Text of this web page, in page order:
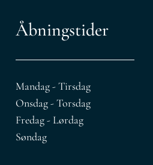
Åbningstider
Mandag - Tirsdag
Onsdag - Torsdag
Fredag - Lørdag
Søndag ​